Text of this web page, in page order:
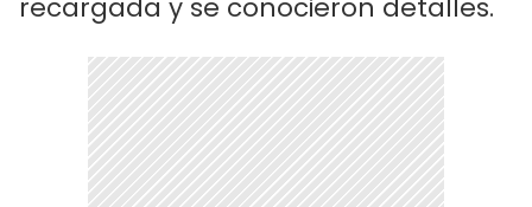
recargada y se conocieron detalles.